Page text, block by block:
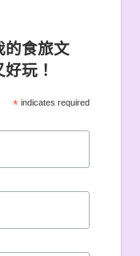
的食旅文
玩！
*indicates required